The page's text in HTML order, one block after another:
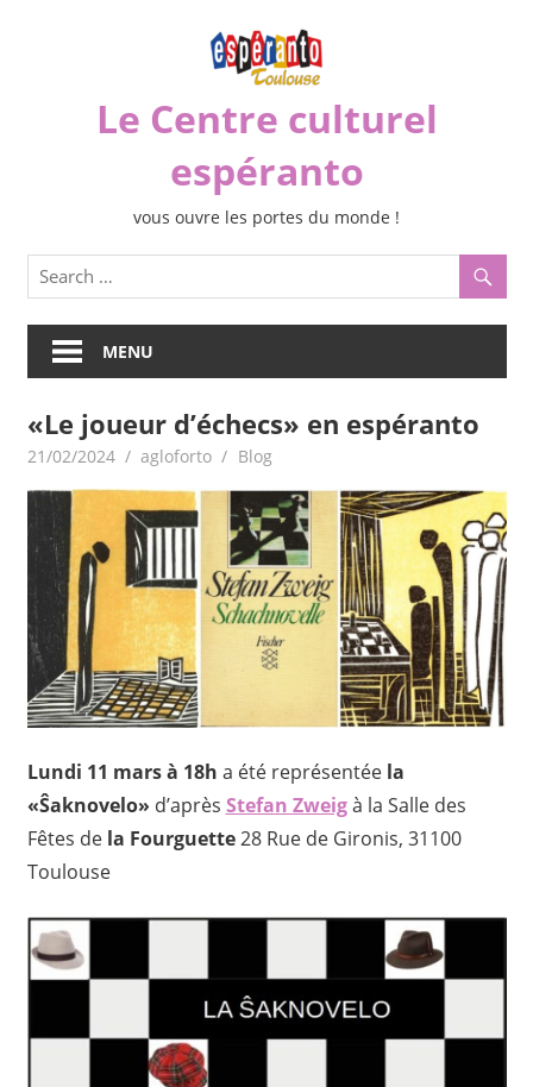
Le Centre culturel
espéranto
vous ouvre les portes du monde !
MENU
«Le joueur d’échecs» en espéranto
21/02/2024 agloforto Blog
Lundi 11 mars à 18h a été représentée la
«Ŝaknovelo» d’après Stefan Zweig à la Salle des
Fêtes de la Fourguette28 Rue de Gironis, 31100
Toulouse